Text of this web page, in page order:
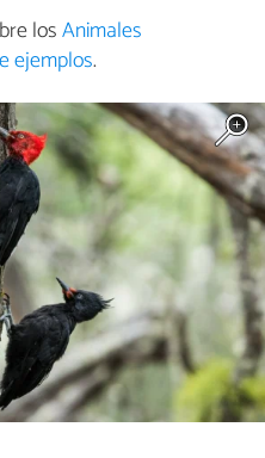
losAnimales
ejemplos.